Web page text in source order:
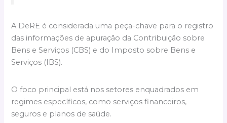
A DeRE é considerada uma peça-chave para o registro
das informações de apuração da Contribuição sobre
Bens e Serviços (CBS) e do Imposto sobre Bens e
Serviços (IBS).
O foco principal está nos setores enquadrados em
regimes específicos, como serviços financeiros,
seguros e planos de saúde.